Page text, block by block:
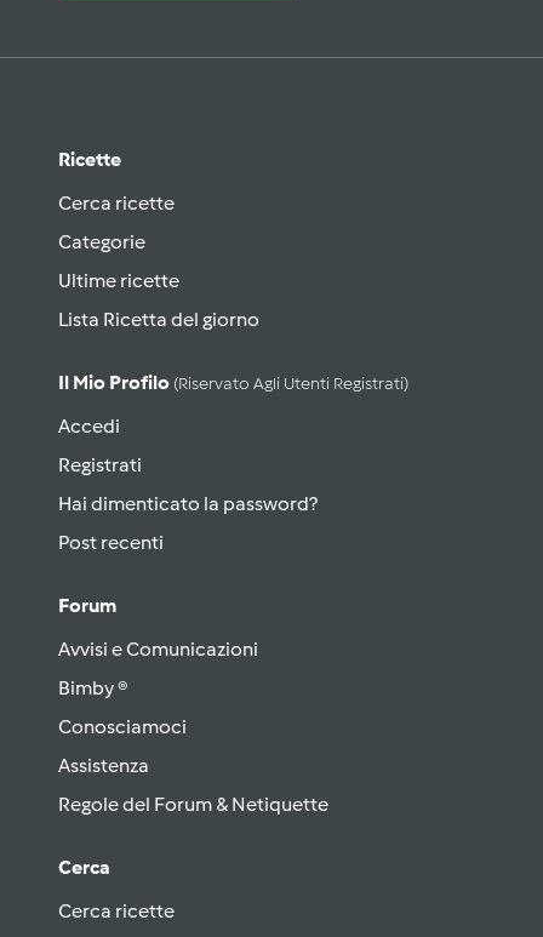
Ricette
Cerca ricette
Categorie
Ultime ricette
Lista Ricetta del giorno
Il Mio Profilo (riservato Agli Utenti Registrati)
Accedi
Registrati
Hai dimenticato la password?
Post recenti
Forum
Avvisi e Comunicazioni
Bimby ®
Conosciamoci
Assistenza
Regole del Forum & Netiquette
Cerca
Cerca ricette